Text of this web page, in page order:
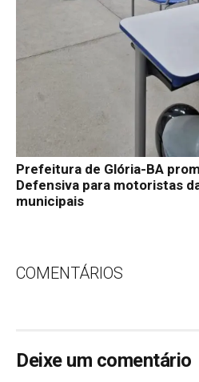
Prefeitura de Glória-BA
Defensiva para motoristas
municipais
COMENTÁRIOS
Deixe um comentário